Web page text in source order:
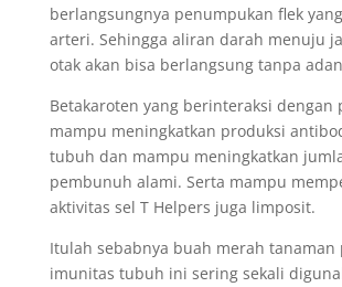
berlangsungnya penumpukan flek
arteri. Sehingga aliran darah menuju
otak akan bisa berlangsung tanpa
Betakaroten yang berinteraksi dengan
mampu meningkatkan produksi
tubuh dan mampu meningkatkan
pembunuh alami. Serta mampu
aktivitas sel T Helpers juga limposit.
Itulah sebabnya buah merah tanaman
imunitas tubuh ini sering sekali